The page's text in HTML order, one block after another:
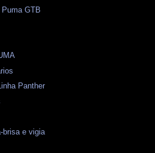
Puma GTB
Panther
brisa e vigia